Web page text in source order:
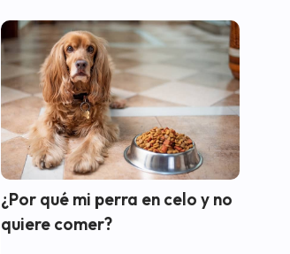
¿Por qué mi perra en celo y no
quiere comer?